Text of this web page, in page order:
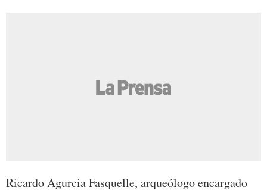
Ricardo Agurcia Fasquelle, arqueólogo encargado